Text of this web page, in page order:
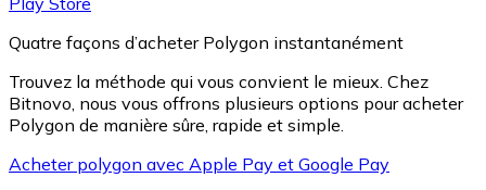
Quatre façons d’acheter Polygon instantanément
Trouvez la méthode qui vous convient le mieux. Chez
Bitnovo, nous vous offrons plusieurs options pour acheter
Polygon de manière sûre, rapide et simple.
Acheter polygon avec Apple Pay et Google Pay